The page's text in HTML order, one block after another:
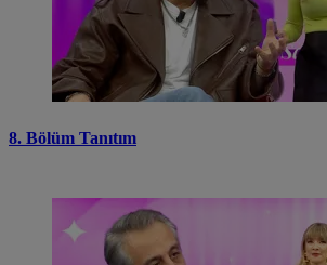
8. Bölüm Tanıtım